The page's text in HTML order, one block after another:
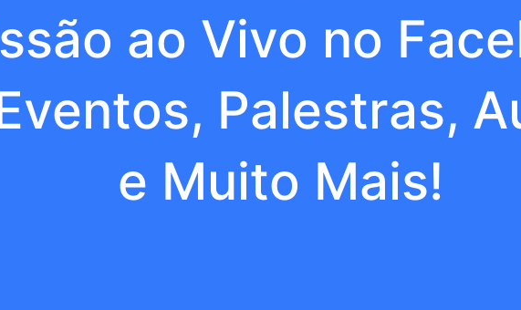
ao Vivo no
Palestras,
e Muito Mais!